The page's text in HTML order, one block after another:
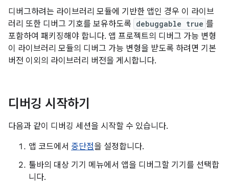
디버그하려는 라이브러리 모듈에 기반한 앱인 경우 이 라이브
러리 또한 디버그 기호를 보유하도록 debuggable true 를
포함하여 패키징해야 합니다. 앱 프로젝트의 디버그 가능 변형
이 라이브러리 모듈의 디버그 가능 변형을 받도록 하려면 기본
버전 이외의 라이브러리 버전을 게시합니다.
디버깅 시작하기
다음과 같이 디버깅 세션을 시작할 수 있습니다.
앱 코드에서 중단점을 설정합니다.
툴바의 대상 기기 메뉴에서 앱을 디버그할 기기를 선택합
니다.